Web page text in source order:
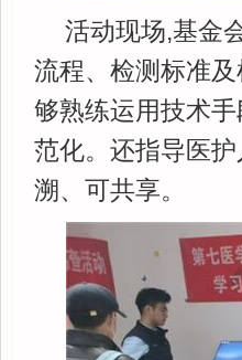
活动现场,基金
流程、检测标准
够熟练运用技术
范化。还指导医
溯、可共享。